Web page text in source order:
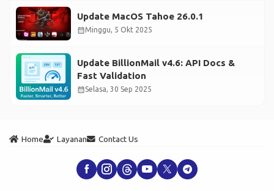
Update MacOS Tahoe 26.0.1
calendar_monthMinggu, 5 Okt 2025
Update BillionMail v4.6: API Docs &
Fast Validation
calendar_monthSelasa, 30 Sep 2025
Home Layanan Contact Us